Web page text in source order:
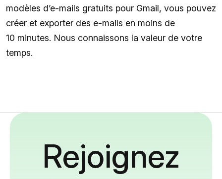
modèles d’e-mails gratuits pour Gmail, vous pouvez
créer et exporter des e-mails en moins de
10 minutes. Nous connaissons la valeur de votre
temps.
Rejoignez